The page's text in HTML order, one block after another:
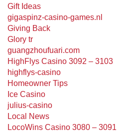
Gift Ideas
gigaspinz-casino-games.nl
Giving Back
Glory tr
guangzhoufuari.com
HighFlys Casino 3092 – 3103
highflys-casino
Homeowner Tips
Ice Casino
julius-casino
Local News
LocoWins Casino 3080 – 3091